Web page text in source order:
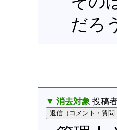
だろ
▼ 消去対象投稿者